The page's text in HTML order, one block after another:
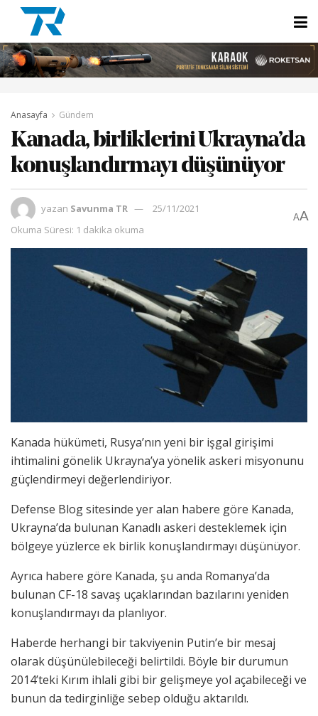
Anasayfa Gündem
Kanada, birliklerini Ukrayna’da
konuşlandırmayı düşünüyor
yazan Savunma TR
25/11/2021
Okuma Süresi: 1 dakika okuma
AA
Kanada hükümeti, Rusya’nın yeni bir işgal girişimi
ihtimalini gönelik Ukrayna’ya yönelik askeri misyonunu
güçlendirmeyi değerlendiriyor.
Defense Blog sitesinde yer alan habere göre Kanada,
Ukrayna’da bulunan Kanadlı askeri desteklemek için
bölgeye yüzlerce ek birlik konuşlandırmayı düşünüyor.
Ayrıca habere göre Kanada, şu anda Romanya’da
bulunan CF-18 savaş uçaklarından bazılarını yeniden
konuşlandırmayı da planlıyor.
Haberde herhangi bir takviyenin Putin’e bir mesaj
olarak düşünülebileceği belirtildi. Böyle bir durumun
2014’teki Kırım ihlali gibi bir gelişmeye yol açabileceği ve
bunun da tedirginliğe sebep olduğu aktarıldı.